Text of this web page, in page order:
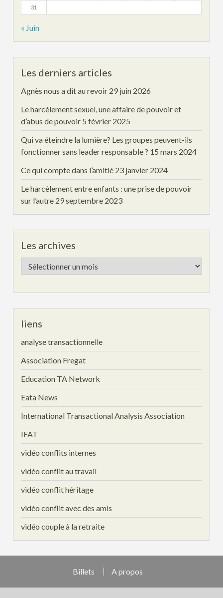
31
« Juin
Les derniers articles
Agnès nous a dit au revoir 29 juin 2026
Le harcèlement sexuel, une affaire de pouvoir et
d’abus de pouvoir 5 février 2025
Qui va éteindre la lumière? Les groupes peuvent-ils
fonctionner sans leader responsable ? 15 mars 2024
Ce qui compte dans l’amitié 23 janvier 2024
Le harcèlement entre enfants : une prise de pouvoir
sur l’autre 29 septembre 2023
Les archives
Les
archives
liens
analyse transactionnelle
Association Fregat
Education TA Network
Eata News
International Transactional Analysis Association
IFAT
vidéo conflits internes
vidéo conflit au travail
vidéo conflit héritage
vidéo conflit avec des amis
vidéo couple à la retraite
Billets A propos